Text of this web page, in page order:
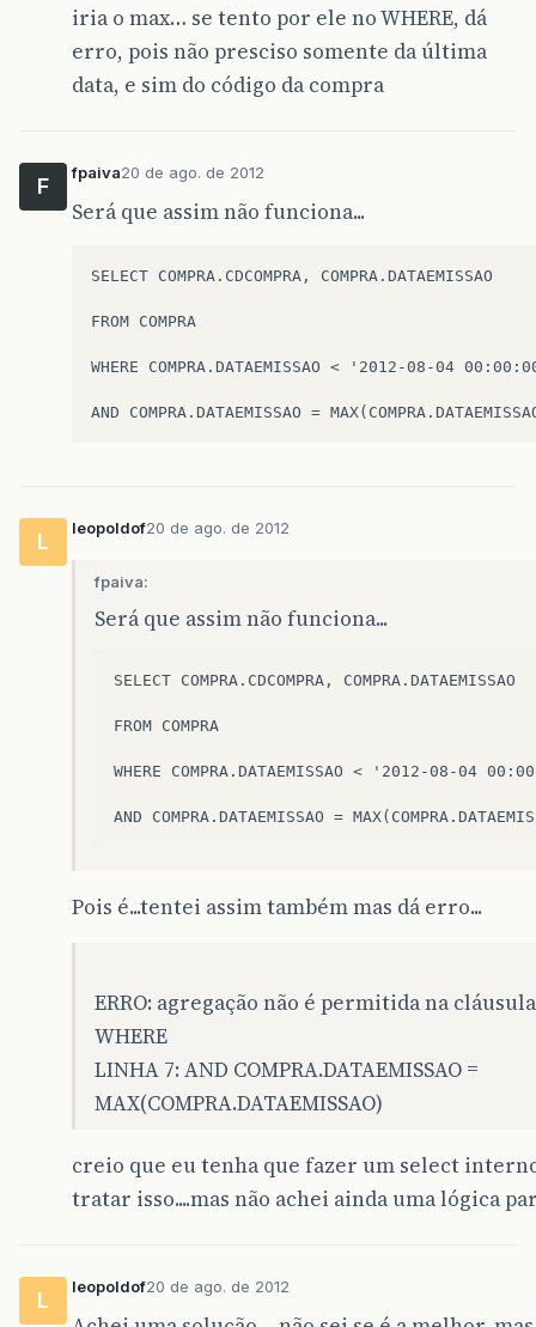
iria o max… se tento por ele no WHERE, dá
erro, pois não presciso somente da última
data, e sim do código da compra
F
fpaiva20 de ago. de 2012
Será que assim não funciona...
SELECT COMPRA.CDCOMPRA, COMPRA.DATAEMISSAO
FROM COMPRA
WHERE COMPRA.DATAEMISSAO < '2012-08-04
L
leopoldof20 de ago. de 2012
fpaiva:
Será que assim não funciona...
SELECT COMPRA.CDCOMPRA, COMPRA.DATAEMISSAO
FROM COMPRA
WHERE COMPRA.DATAEMISSAO < '2012-08-04
Pois é...tentei assim também mas dá erro...
ERRO: agregação não é permitida na cláusula
WHERE
LINHA 7: AND COMPRA.DATAEMISSAO =
MAX(COMPRA.DATAEMISSAO)
creio que eu tenha que fazer um select
tratar isso....mas não achei ainda uma lógica
L
leopoldof20 de ago. de 2012